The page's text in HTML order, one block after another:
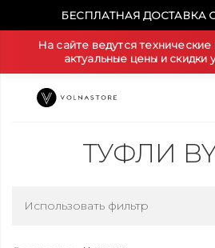
БЕСПЛАТНАЯ ДОСТАВКА
На сайте ведутся
актуальные цены и
ТУФЛИ
Использовать фильтр